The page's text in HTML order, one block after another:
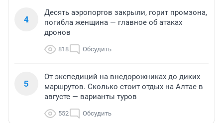
4
Десять аэропортов закрыли, горит промзона,
погибла женщина — главное об атаках
дронов
818 Обсудить
5
От экспедиций на внедорожниках до диких
маршрутов. Сколько стоит отдых на Алтае в
августе — варианты туров
552 Обсудить